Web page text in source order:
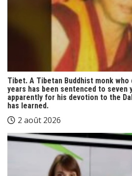
Tibet. A Tibetan Buddhist monk
years has been sentenced to seven
apparently for his devotion to the
has learned.
2 août 2026